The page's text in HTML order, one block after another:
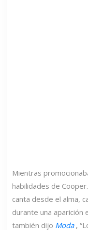
Mientras
habilidades de
canta desde el alma,
durante una aparición
también dijo Moda ,